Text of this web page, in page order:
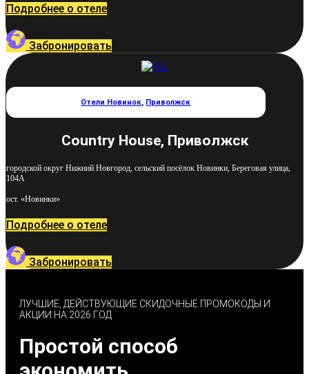
Подробнее о отеле
Забронировать
Отели Новинок, Приволжск
Country House, Приволжск
городской округ Нижний Новгород, сельский посёлок Новинки, Береговая улица,
104А
ост. «Новинки»
Подробнее о отеле
Забронировать
ЛУЧШИЕ, ДЕЙСТВУЮЩИЕ СКИДОЧНЫЕ ПРОМОКОДЫ И
АКЦИИ НА 2026 ГОД
Простой способ